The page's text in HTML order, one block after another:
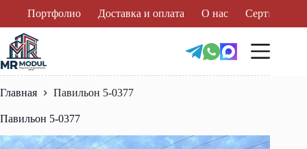
сути
Портфолио Доставка и оплата О нас
Главная Павильон 5-0377
Павильон 5-0377